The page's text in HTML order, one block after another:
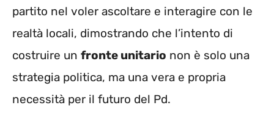
partito nel voler ascoltare e interagire con le
realtà locali, dimostrando che l’intento di
costruire un fronte unitario non è solo una
strategia politica, ma una vera e propria
necessità per il futuro del Pd.